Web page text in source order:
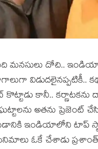
మనసులు దోచి..
విడుదలైనప్పటికీ..
కొట్టాడు కానీ..
అతను
ఇండియాలోని టాప్
ఓకే చేశాడు